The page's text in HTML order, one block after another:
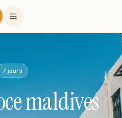
7 jours
maldives